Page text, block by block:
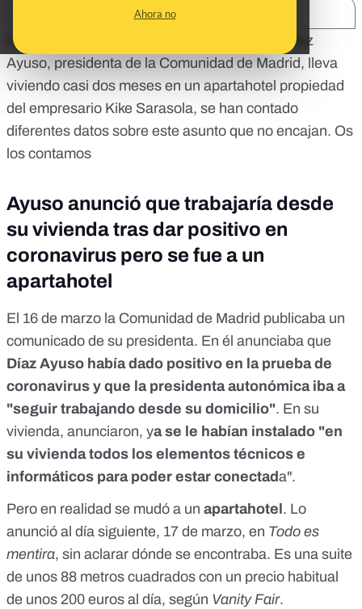
Ahora no
Desde que
que Isabel Díaz
Ayuso, presidenta de la Comunidad de Madrid, lleva
viviendo casi dos meses en un apartahotel propiedad
del empresario Kike Sarasola, se han contado
diferentes datos sobre este asunto que no encajan. Os
los contamos
Ayuso anunció que trabajaría desde
su vivienda tras dar positivo en
coronavirus pero se fue a un
apartahotel
El 16 de marzo la Comunidad de Madrid publicaba un
comunicado de su presidenta. En él anunciaba que
Díaz Ayuso había dado positivo en la prueba de
coronavirus y que la presidenta autonómica iba a
"seguir trabajando desde su domicilio". En su
vivienda, anunciaron, ya se le habían instalado "en
su vivienda todos los elementos técnicos e
informáticos para poder estar conectada".
Pero en realidad se mudó a un apartahotel . Lo
anunció al día siguiente, 17 de marzo, en Todo es
mentira, sin aclarar dónde se encontraba. Es una suite
de unos 88 metros cuadrados con un precio habitual
de unos 200 euros al día, según Vanity Fair.